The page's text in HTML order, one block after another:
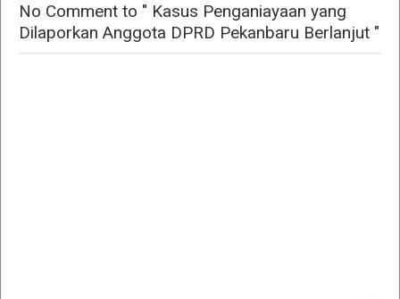
No Comment to " Kasus Penganiayaan yang
Dilaporkan Anggota DPRD Pekanbaru Berlanjut "